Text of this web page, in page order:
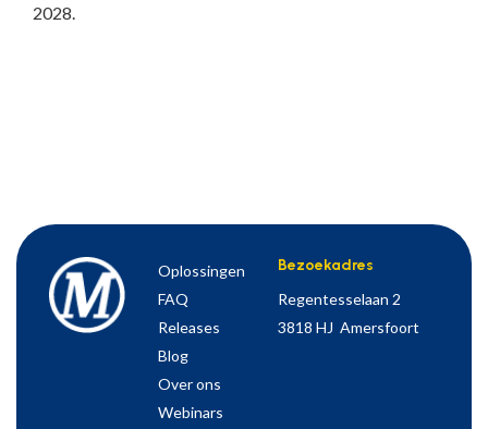
2028.
Oplossingen
FAQ
Releases
Blog
Over ons
Webinars
Bezoekadres
Regentesselaan 2
3818 HJ Amersfoort